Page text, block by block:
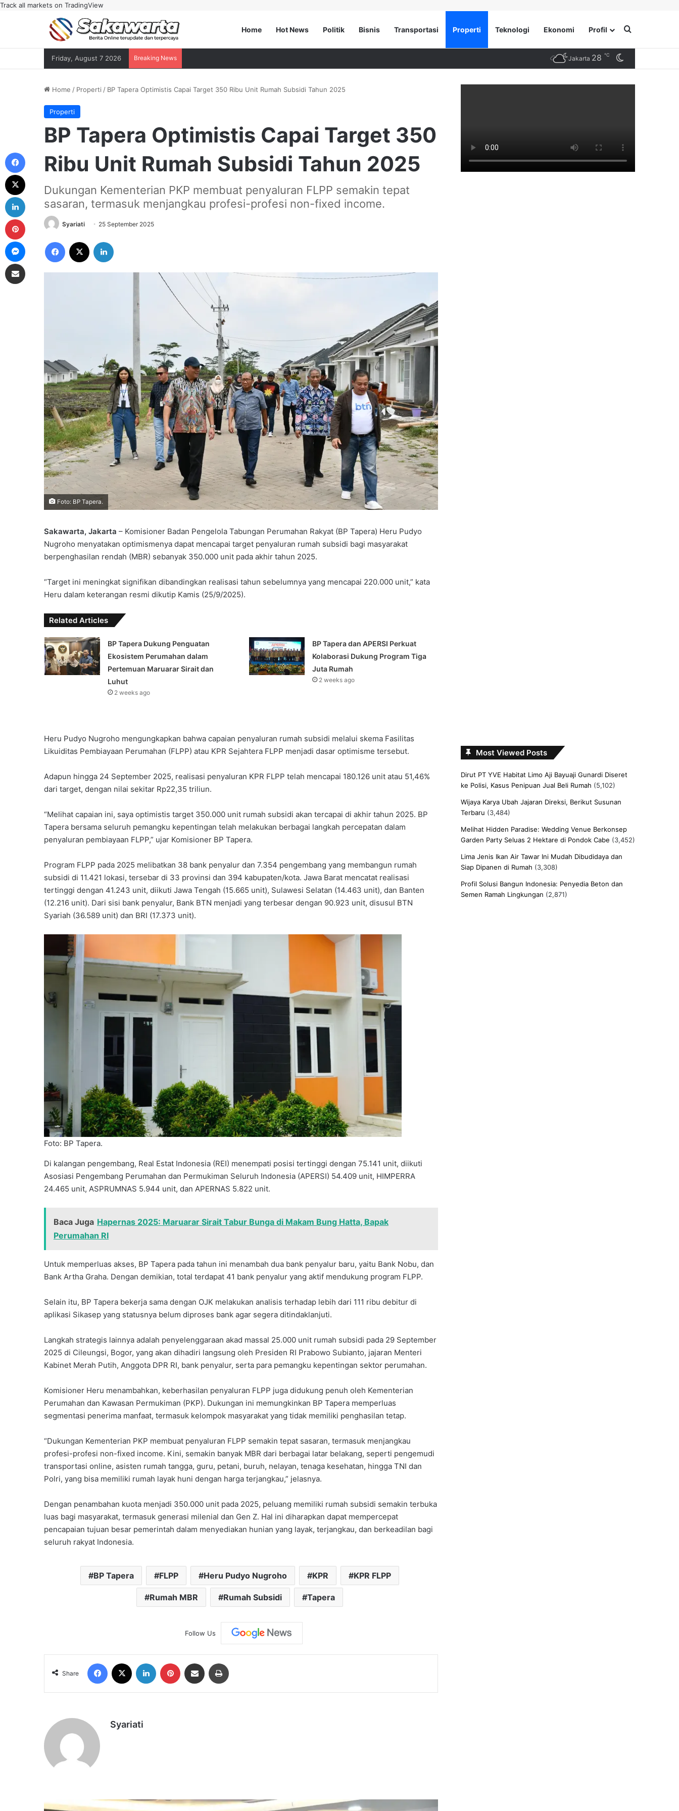
Track all markets on TradingView
Home Hot News Politik Bisnis Transportasi Properti Teknologi Ekonomi Profil Search for
Friday, August 7 2026 Breaking News Jakarta 28 ℃
Home / Properti / BP Tapera Optimistis Capai Target 350 Ribu Unit Rumah Subsidi Tahun 2025
Properti
BP Tapera Optimistis Capai Target 350
Ribu Unit Rumah Subsidi Tahun 2025
Dukungan Kementerian PKP membuat penyaluran FLPP semakin tepat
sasaran, termasuk menjangkau profesi-profesi non-fixed income.
Syariati 25 September 2025
Facebook
Foto: BP Tapera.
Sakawarta, Jakarta – Komisioner Badan Pengelola Tabungan Perumahan Rakyat (BP Tapera) Heru Pudyo
Nugroho menyatakan optimismenya dapat mencapai target penyaluran rumah subsidi bagi masyarakat
berpenghasilan rendah (MBR) sebanyak 350.000 unit pada akhir tahun 2025.
“Target ini meningkat signifikan dibandingkan realisasi tahun sebelumnya yang mencapai 220.000 unit,” kata
Heru dalam keterangan resmi dikutip Kamis (25/9/2025).
Related Articles
‎BP Tapera Dukung Penguatan
Ekosistem Perumahan dalam
Pertemuan Maruarar Sirait dan
Luhut‎‎
2 weeks ago
‎BP Tapera dan APERSI Perkuat
Kolaborasi Dukung Program Tiga
Juta Rumah‎‎
2 weeks ago
Heru Pudyo Nugroho mengungkapkan bahwa capaian penyaluran rumah subsidi melalui skema Fasilitas
Likuiditas Pembiayaan Perumahan (FLPP) atau KPR Sejahtera FLPP menjadi dasar optimisme tersebut.
Adapun hingga 24 September 2025, realisasi penyaluran KPR FLPP telah mencapai 180.126 unit atau 51,46%
dari target, dengan nilai sekitar Rp22,35 triliun.
“Melihat capaian ini, saya optimistis target 350.000 unit rumah subsidi akan tercapai di akhir tahun 2025. BP
Tapera bersama seluruh pemangku kepentingan telah melakukan berbagai langkah percepatan dalam
penyaluran pembiayaan FLPP,” ujar Komisioner BP Tapera.
Program FLPP pada 2025 melibatkan 38 bank penyalur dan 7.354 pengembang yang membangun rumah
subsidi di 11.421 lokasi, tersebar di 33 provinsi dan 394 kabupaten/kota. Jawa Barat mencatat realisasi
tertinggi dengan 41.243 unit, diikuti Jawa Tengah (15.665 unit), Sulawesi Selatan (14.463 unit), dan Banten
(12.216 unit). Dari sisi bank penyalur, Bank BTN menjadi yang terbesar dengan 90.923 unit, disusul BTN
Syariah (36.589 unit) dan BRI (17.373 unit).
Foto: BP Tapera.
Di kalangan pengembang, Real Estat Indonesia (REI) menempati posisi tertinggi dengan 75.141 unit, diikuti
Asosiasi Pengembang Perumahan dan Permukiman Seluruh Indonesia (APERSI) 54.409 unit, HIMPERRA
24.465 unit, ASPRUMNAS 5.944 unit, dan APERNAS 5.822 unit.
Baca Juga Hapernas 2025: Maruarar Sirait Tabur Bunga di Makam Bung Hatta, Bapak
Perumahan RI
Untuk memperluas akses, BP Tapera pada tahun ini menambah dua bank penyalur baru, yaitu Bank Nobu, dan
Bank Artha Graha. Dengan demikian, total terdapat 41 bank penyalur yang aktif mendukung program FLPP.
Selain itu, BP Tapera bekerja sama dengan OJK melakukan analisis terhadap lebih dari 111 ribu debitur di
aplikasi Sikasep yang statusnya belum diproses bank agar segera ditindaklanjuti.
Langkah strategis lainnya adalah penyelenggaraan akad massal 25.000 unit rumah subsidi pada 29 September
2025 di Cileungsi, Bogor, yang akan dihadiri langsung oleh Presiden RI Prabowo Subianto, jajaran Menteri
Kabinet Merah Putih, Anggota DPR RI, bank penyalur, serta para pemangku kepentingan sektor perumahan.
Komisioner Heru menambahkan, keberhasilan penyaluran FLPP juga didukung penuh oleh Kementerian
Perumahan dan Kawasan Permukiman (PKP). Dukungan ini memungkinkan BP Tapera memperluas
segmentasi penerima manfaat, termasuk kelompok masyarakat yang tidak memiliki penghasilan tetap.
“Dukungan Kementerian PKP membuat penyaluran FLPP semakin tepat sasaran, termasuk menjangkau
profesi-profesi non-fixed income. Kini, semakin banyak MBR dari berbagai latar belakang, seperti pengemudi
transportasi online, asisten rumah tangga, guru, petani, buruh, nelayan, tenaga kesehatan, hingga TNI dan
Polri, yang bisa memiliki rumah layak huni dengan harga terjangkau,” jelasnya.
Dengan penambahan kuota menjadi 350.000 unit pada 2025, peluang memiliki rumah subsidi semakin terbuka
luas bagi masyarakat, termasuk generasi milenial dan Gen Z. Hal ini diharapkan dapat mempercepat
pencapaian tujuan besar pemerintah dalam menyediakan hunian yang layak, terjangkau, dan berkeadilan bagi
seluruh rakyat Indonesia.
BP Tapera FLPP Heru Pudyo Nugroho KPR KPR FLPP
Rumah MBR Rumah Subsidi Tapera
Follow Us
Share
Facebook LinkedIn Pinterest Share via Email
Syariati
Most Viewed Posts
Dirut PT YVE Habitat Limo Aji Bayuaji Gunardi Diseret
ke Polisi, Kasus Penipuan Jual Beli Rumah (5,102)
Wijaya Karya Ubah Jajaran Direksi, Berikut Susunan
Terbaru (3,484)
Melihat Hidden Paradise: Wedding Venue Berkonsep
Garden Party Seluas 2 Hektare di Pondok Cabe (3,452)
Lima Jenis Ikan Air Tawar Ini Mudah Dibudidaya dan
Siap Dipanen di Rumah (3,308)
Profil Solusi Bangun Indonesia: Penyedia Beton dan
Semen Ramah Lingkungan (2,871)
LinkedIn
Pinterest
Messenger